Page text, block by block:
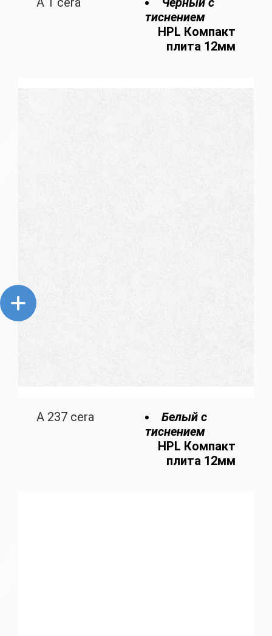
тиснением
HPL Компакт
плита 12мм
A 237 cera
Белый с
тиснением
HPL Компакт
плита 12мм